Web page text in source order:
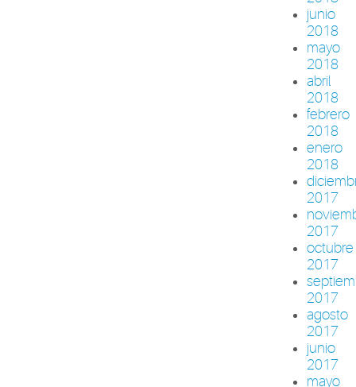
junio
2018
mayo
2018
abril
2018
febrero
2018
enero
2018
2017
2017
octubre
2017
2017
agosto
2017
junio
2017
mayo